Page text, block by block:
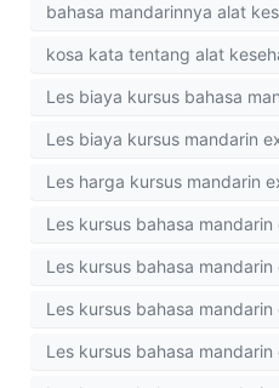
bahasa mandarinnya alat
kosa kata tentang alat
Les biaya kursus bahasa
Les biaya kursus mandarin
Les harga kursus mandarin
Les kursus bahasa mandarin
Les kursus bahasa mandarin
Les kursus bahasa mandarin
Les kursus bahasa mandarin